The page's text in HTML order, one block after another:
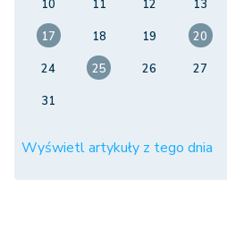
10
11 12 13
17
18 19 20
24
25 26 27
31
Wyświetl artykuły z tego dnia